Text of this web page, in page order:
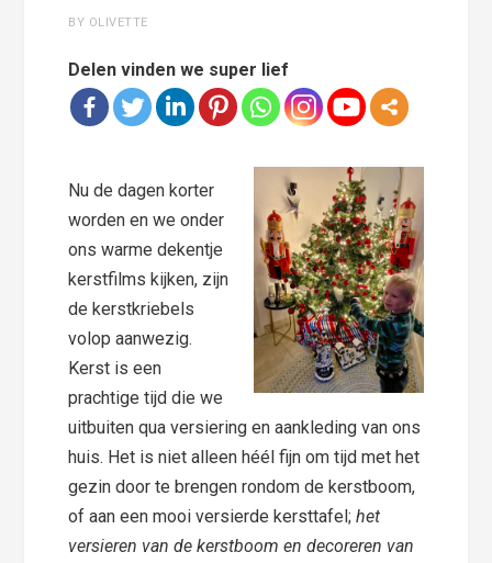
BY OLIVETTE
Delen vinden we super lief
Nu de dagen korter
worden en we onder
ons warme dekentje
kerstfilms kijken, zijn
de kerstkriebels
volop aanwezig.
Kerst is een
prachtige tijd die we
uitbuiten qua versiering en aankleding van ons
huis. Het is niet alleen héél fijn om tijd met het
gezin door te brengen rondom de kerstboom,
of aan een mooi versierde kersttafel;het
versieren van de kerstboom en decoreren van